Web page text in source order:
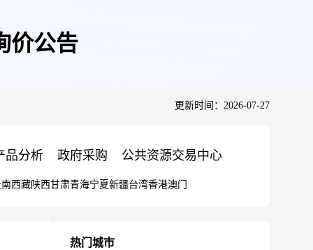
价公告
更新时间：2026-07-27
品分析 政府采购 公共资源交易中心
西藏陕西甘肃青海宁夏新疆台湾香港澳门
热门城市